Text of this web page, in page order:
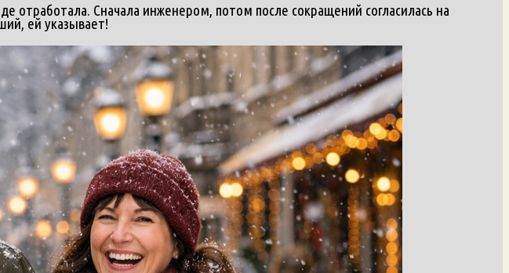
отработала. Сначала инженером, потом после сокращений согласилась на
ей указывает!